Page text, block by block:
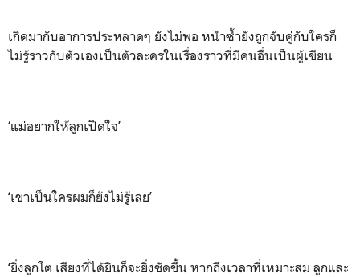
เกิดมากับอาการประหลาดๆ ยังไม่พอ หนำซ้ำยังถูกจับคู่กับใครก็
ไม่รู้ราวกับตัวเองเป็นตัวละครในเรื่องราวที่มีคนอื่นเป็นผู้เขียน
‘แม่อยากให้ลูกเปิดใจ’
‘เขาเป็นใครผมก็ยังไม่รู้เลย’
‘ยิ่งลูกโต เสียงที่ได้ยินก็จะยิ่งชัดขึ้น หากถึงเวลาที่เหมาะสม ลูกและ